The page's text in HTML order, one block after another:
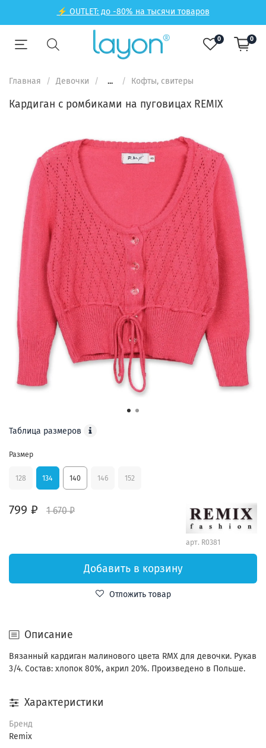
⚡ OUTLET: до -80% на тысячи товаров
0 0
Главная Девочки ... Кофты, свитеры
Кардиган с ромбиками на пуговицах REMIX
799 ₽ 1 670 ₽
арт. R0381
Таблица размеров
Размер
128 134 140 146 152
Добавить в корзину
Отложить товар
Описание
Вязанный кардиган малинового цвета RMX для девочки. Рукав
3/4. Состав: хлопок 80%, акрил 20%. Произведено в Польше.
Характеристики
Бренд
Remix